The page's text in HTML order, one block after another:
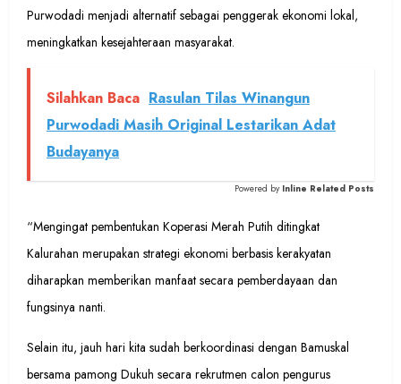
Purwodadi menjadi alternatif sebagai penggerak ekonomi lokal,
meningkatkan kesejahteraan masyarakat.
Silahkan Baca Rasulan Tilas Winangun
Purwodadi Masih Original Lestarikan Adat
Budayanya
Powered by Inline Related Posts
“Mengingat pembentukan Koperasi Merah Putih ditingkat
Kalurahan merupakan strategi ekonomi berbasis kerakyatan
diharapkan memberikan manfaat secara pemberdayaan dan
fungsinya nanti.
Selain itu, jauh hari kita sudah berkoordinasi dengan Bamuskal
bersama pamong Dukuh secara rekrutmen calon pengurus